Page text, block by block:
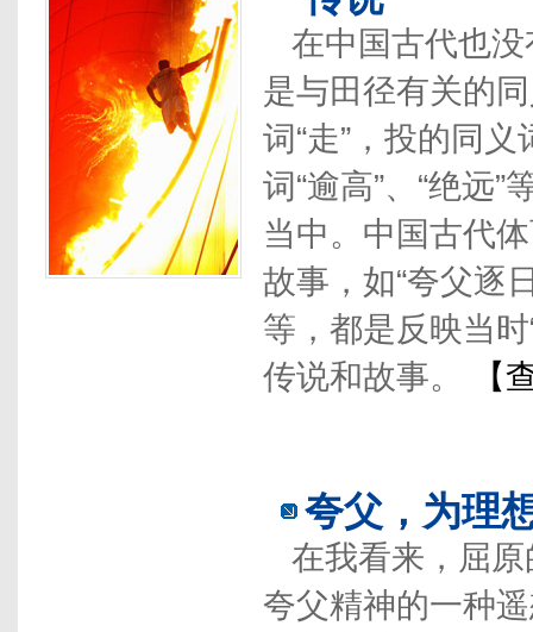
在中国古代也
是与田径有关的
词“走”，投的同义
词“逾高”、“绝远
当中。中国古代
故事，如“夸父逐
等，都是反映当
传说和故事。
【
夸父，为理
在我看来，屈原
夸父精神的一种